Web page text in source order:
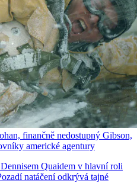
finančně nedostupný Gibson,
americké agentury
Quaidem v hlavní roli
natáčení odkrývá tajné